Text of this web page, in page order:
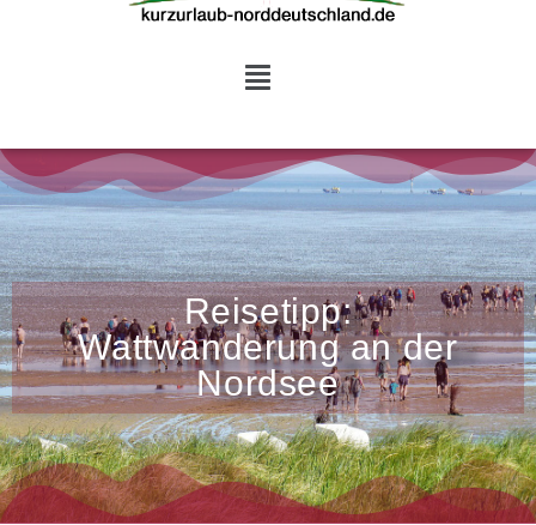
Reisetipp:
Wattwanderung an der
Nordsee